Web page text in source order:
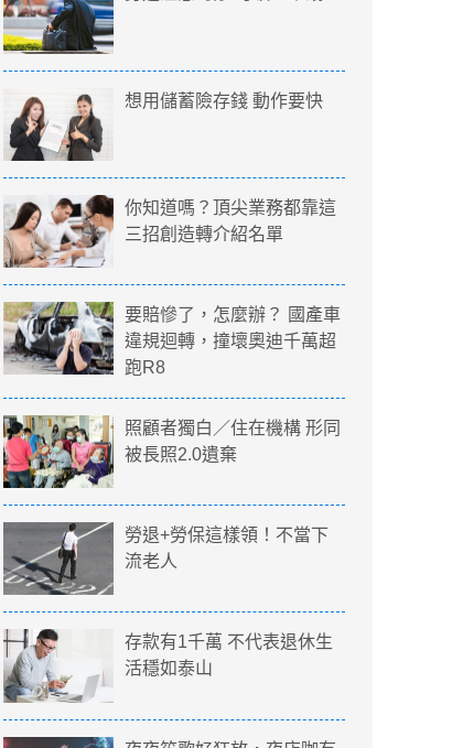
想用儲蓄險存錢 動作要快
你知道嗎？頂尖業務都靠這
三招創造轉介紹名單
要賠慘了，怎麼辦？ 國產車
違規迴轉，撞壞奧迪千萬超
跑R8
照顧者獨白／住在機構 形同
被長照2.0遺棄
勞退+勞保這樣領！不當下
流老人
存款有1千萬 不代表退休生
活穩如泰山